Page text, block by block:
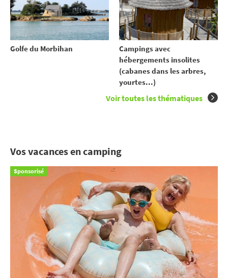
Golfe du Morbihan
Campings avec
hébergements insolites
(cabanes dans les arbres,
yourtes...)
Voir toutes les thématiques
Vos vacances en camping
Sponsorisé